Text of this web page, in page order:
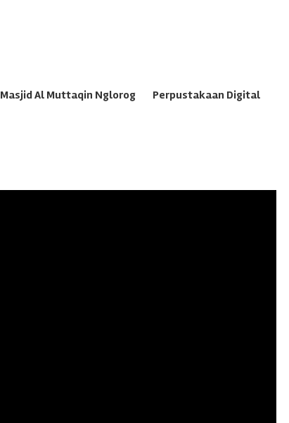
Masjid Al Muttaqin Nglorog Perpustakaan Digital